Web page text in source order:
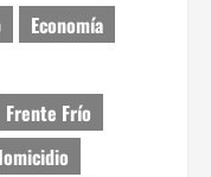
Economía
Frente Frío